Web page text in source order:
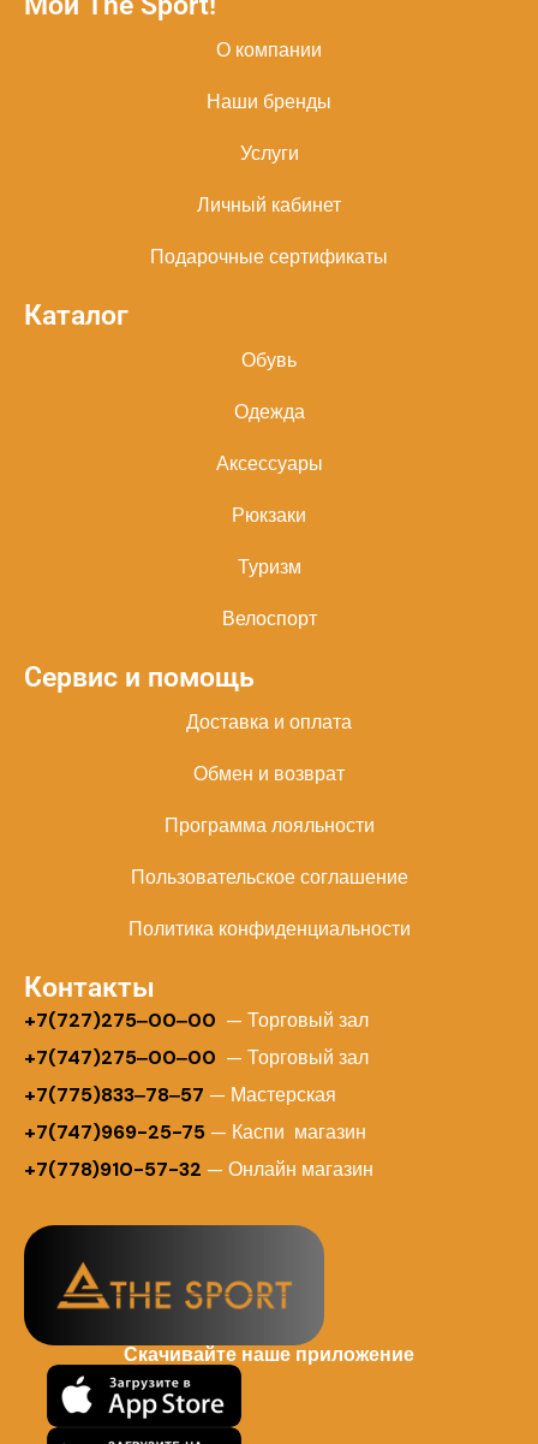
О компании
Наши бренды
Услуги
Личный кабинет
Подарочные сертификаты
Каталог
Обувь
Одежда
Аксессуары
Рюкзаки
Туризм
Велоспорт
Сервис и помощь
Доставка и оплата
Обмен и возврат
Программа лояльности
Пользовательское соглашение
Политика конфиденциальности
Контакты
+7(727)275‒00‒00 — Торговый зал
+7(747)275‒00‒00 — Торговый зал
+7(775)833‒78‒57 — Мастерская
+7(747)969-25-75 — Каспи магазин
+7(778)910-57-32 — Онлайн магазин
Скачивайте наше приложение